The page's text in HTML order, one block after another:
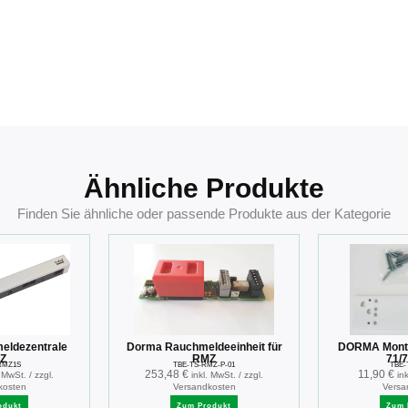
Ähnliche Produkte
Finden Sie ähnliche oder passende Produkte aus der Kategorie
/ zzgl.
Dorma Rauchmeldeeinheit für
RMZ
TBE-TS-RMZ-P-01
253,48 € inkl. MwSt. / zzgl.
Versandkosten
Zum Produkt
DORMA
71/
TBE-
11,90 €
Zum